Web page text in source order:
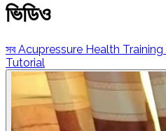
ভিডিও
সবAcupressure Health Training
Tutorial